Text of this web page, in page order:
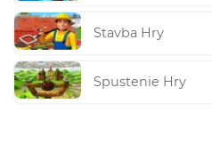
Stavba Hry
Spustenie Hry